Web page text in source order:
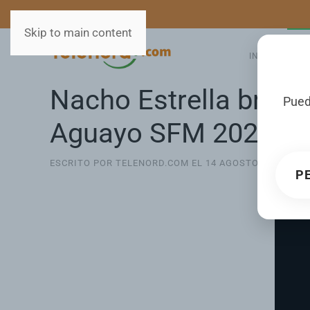
Skip to main content
INICIO
Nacho Estrella
Aguayo SFM 2025
ESCRITO POR TELENORD.COM EL 14 AGOSTO 2025